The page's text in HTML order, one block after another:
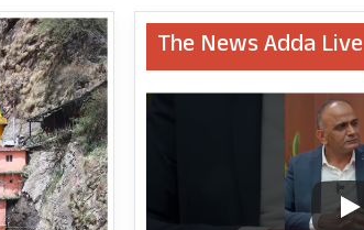
The News Adda Live